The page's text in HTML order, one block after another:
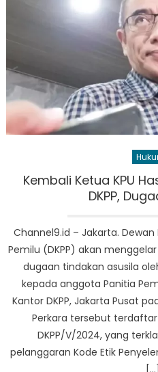
Kembali Ketua KPU
DKPP,
Channel9.id – Jakarta.
Pemilu (DKPP) akan
dugaan tindakan asusila
kepada anggota Panitia
Kantor DKPP, Jakarta Pusat
Perkara tersebut
DKPP/V/2024, yang
pelanggaran Kode Etik